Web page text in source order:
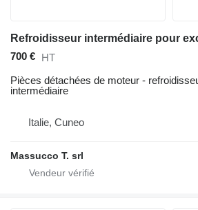
700 € HT
Pièces détachées de moteur -
intermédiaire
Italie, Cuneo
Massucco T. srl